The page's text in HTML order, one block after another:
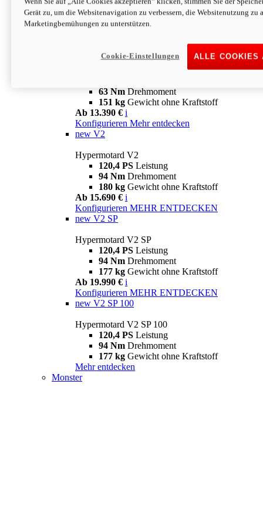
63 NmDrehmoment
151 kgGewicht ohne Kraftstoff
Ab 13.890 € i
63 Nm Drehmoment
151 kg Gewicht ohne Kraftstoff
Ab 13.390 € i
Konfigurieren Mehr entdecken
new V2
Hypermotard V2
120,4 PS Leistung
94 Nm Drehmoment
180 kg Gewicht ohne Kraftstoff
Ab 15.690 € i
Konfigurieren MEHR ENTDECKEN
new V2 SP
Hypermotard V2 SP
120,4 PS Leistung
94 Nm Drehmoment
177 kg Gewicht ohne Kraftstoff
Ab 19.990 € i
Konfigurieren MEHR ENTDECKEN
new V2 SP 100
Hypermotard V2 SP 100
120,4 PS Leistung
94 Nm Drehmoment
177 kg Gewicht ohne Kraftstoff
Mehr entdecken
Monster
Gerät zu, um die Websitenavigation zu verbessern, die Websitenutzung zu
Marketingbemühungen zu unterstützen.
ALLE COOKIES
Cookie-Einstellungen